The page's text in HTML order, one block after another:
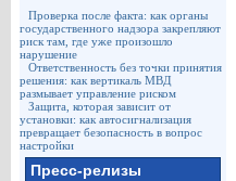
Проверка после факта: как органы
государственного надзора закрепляют
риск там, где уже произошло
нарушение
Ответственность без точки принятия
решения: как вертикаль МВД
размывает управление риском
Защита, которая зависит от
установки: как автосигнализация
превращает безопасность в вопрос
настройки
Пресс-релизы